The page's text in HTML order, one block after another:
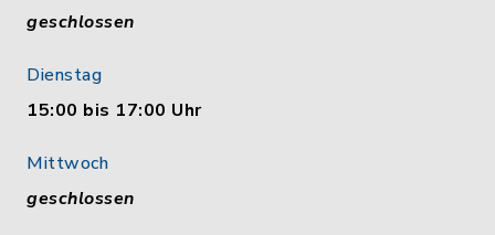
geschlossen
Dienstag
15:00 bis 17:00 Uhr
Mittwoch
geschlossen